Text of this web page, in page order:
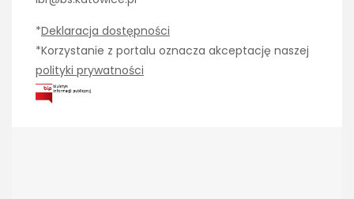
*Deklaracja dostępności
*Korzystanie z portalu oznacza akceptację naszej
polityki prywatności